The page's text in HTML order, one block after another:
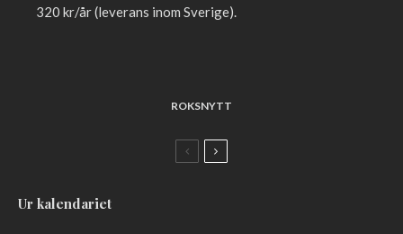
320 kr/år (leverans inom Sverige).
ROKSNYTT
Ur kalendariet